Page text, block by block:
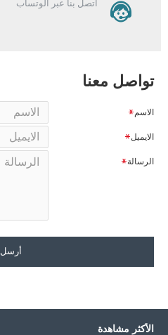
اتصل بنا عبر الوتساب
تواصل معنا
الاسم
الايميل
الرسالة
أرسل
الأكثر مشاهدة